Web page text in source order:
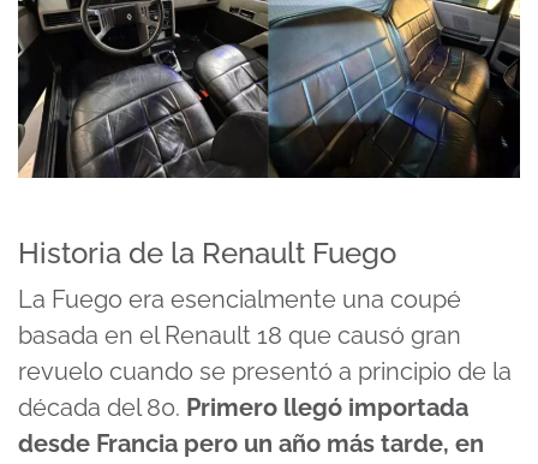
Historia de la Renault Fuego
La Fuego era esencialmente una coupé
basada en el Renault 18 que causó gran
revuelo cuando se presentó a principio de la
década del 80. Primero llegó importada
desde Francia pero un año más tarde, en